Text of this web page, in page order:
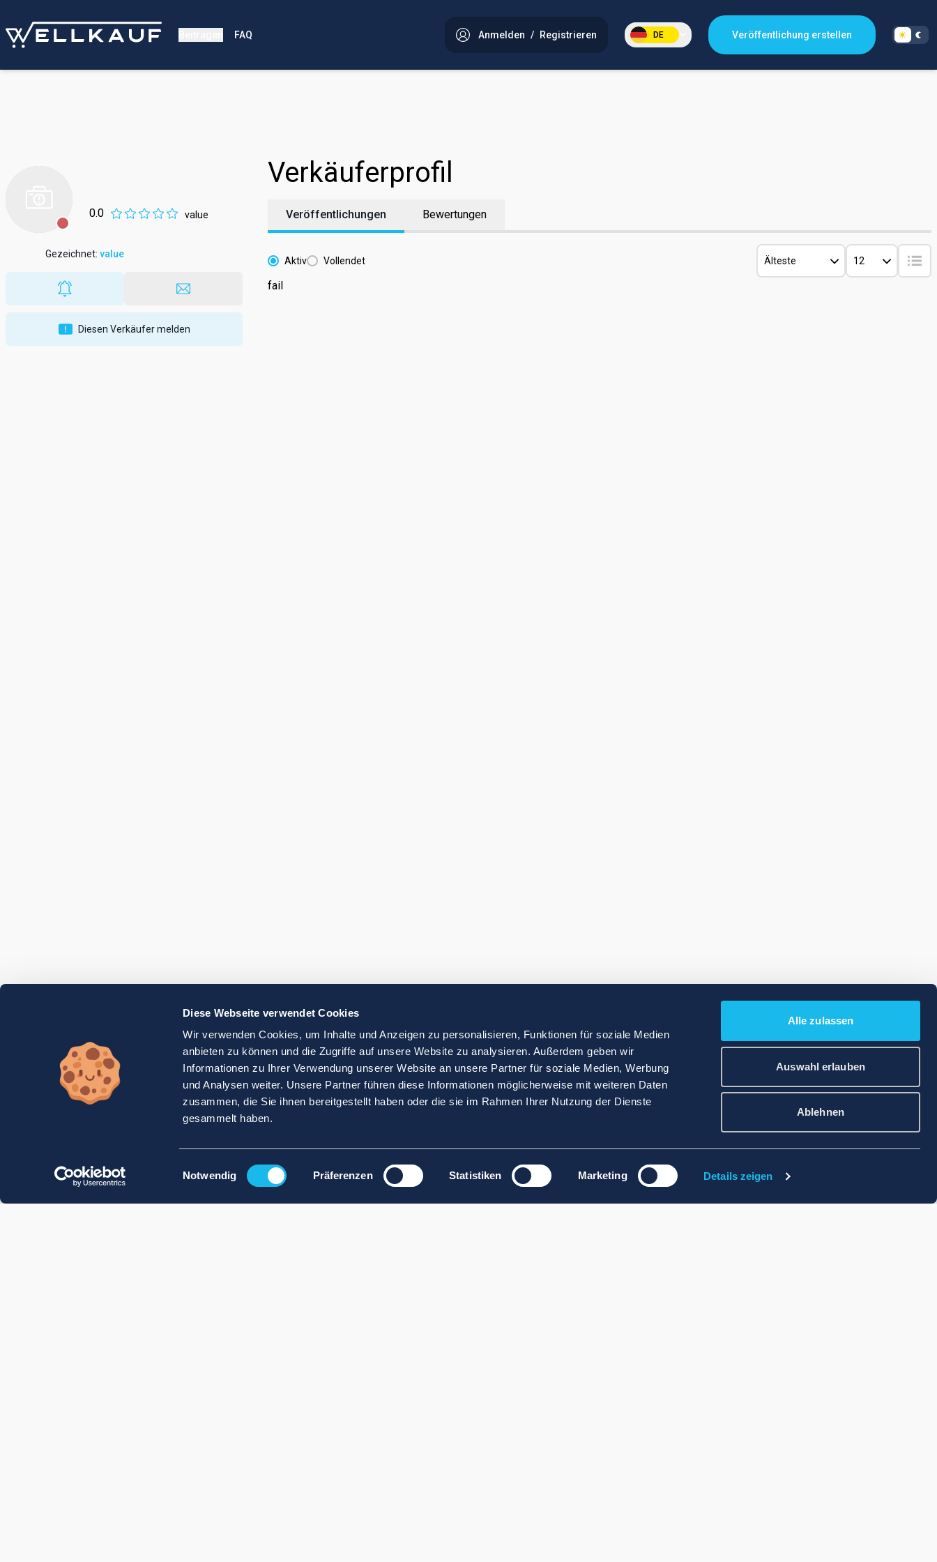
Diese Webseite verwendet Cookies
Wir verwenden Cookies, um Inhalte und Anzeigen zu personalisieren, Funktionen für soziale Medien
anbieten zu können und die Zugriffe auf unsere Website zu analysieren. Außerdem geben wir
Informationen zu Ihrer Verwendung unserer Website an unsere Partner für soziale Medien, Werbung
und Analysen weiter. Unsere Partner führen diese Informationen möglicherweise mit weiteren Daten
zusammen, die Sie ihnen bereitgestellt haben oder die sie im Rahmen Ihrer Nutzung der Dienste
gesammelt haben.
Einwilligungsauswahl
Notwendig Präferenzen Statistiken Marketing Details zeigen
Alle zulassen
Auswahl erlauben
Ablehnen
FAQ Anmelden / Registrieren DE Veröffentlichung erstellen
0.0 value
Gezeichnet: value
Diesen Verkäufer melden
Verkäuferprofil
Veröffentlichungen Bewertungen
Aktiv Vollendet Älteste 12
fail